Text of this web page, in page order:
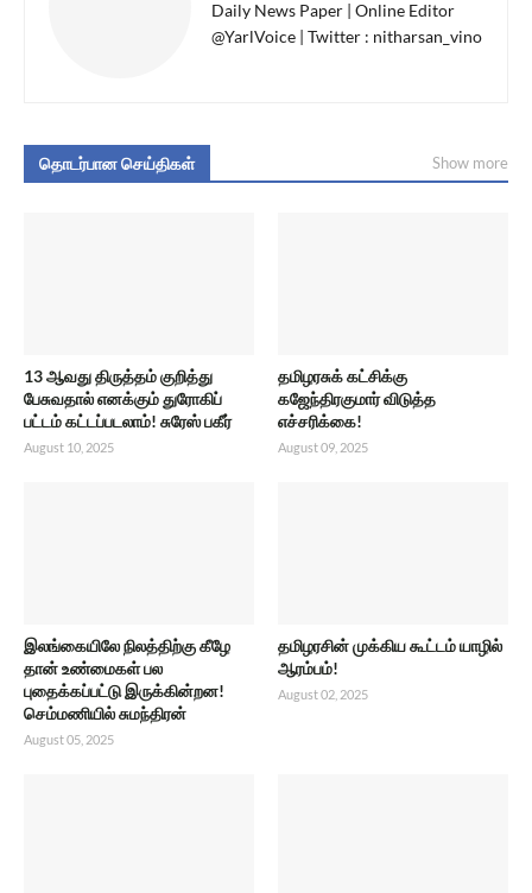
Daily News Paper | Online Editor
@YarlVoice | Twitter : nitharsan_vino
தொடர்பான செய்திகள் Show more
13 ஆவது திருத்தம் குறித்து
பேசுவதால் எனக்கும் துரோகிப்
பட்டம் கட்டப்படலாம்! சுரேஸ் பகீர்
August 10, 2025
தமிழரசுக் கட்சிக்கு
கஜேந்திரகுமார் விடுத்த
எச்சரிக்கை!
August 09, 2025
இலங்கையிலே நிலத்திற்கு கீழே
தான் உண்மைகள் பல
புதைக்கப்பட்டு இருக்கின்றன!
செம்மணியில் சுமந்திரன்
August 05, 2025
தமிழரசின் முக்கிய கூட்டம் யாழில்
ஆரம்பம்!
August 02, 2025